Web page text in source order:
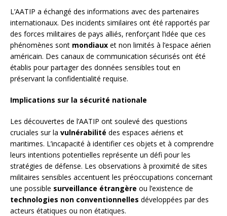
L’AATIP a échangé des informations avec des partenaires
internationaux. Des incidents similaires ont été rapportés par
des forces militaires de pays alliés, renforçant l’idée que ces
phénomènes sont mondiaux et non limités à l’espace aérien
américain. Des canaux de communication sécurisés ont été
établis pour partager des données sensibles tout en
préservant la confidentialité requise.
Implications sur la sécurité nationale
Les découvertes de l’AATIP ont soulevé des questions
cruciales sur la vulnérabilité des espaces aériens et
maritimes. L’incapacité à identifier ces objets et à comprendre
leurs intentions potentielles représente un défi pour les
stratégies de défense. Les observations à proximité de sites
militaires sensibles accentuent les préoccupations concernant
une possible surveillance étrangère ou l’existence de
technologies non conventionnelles développées par des
acteurs étatiques ou non étatiques.